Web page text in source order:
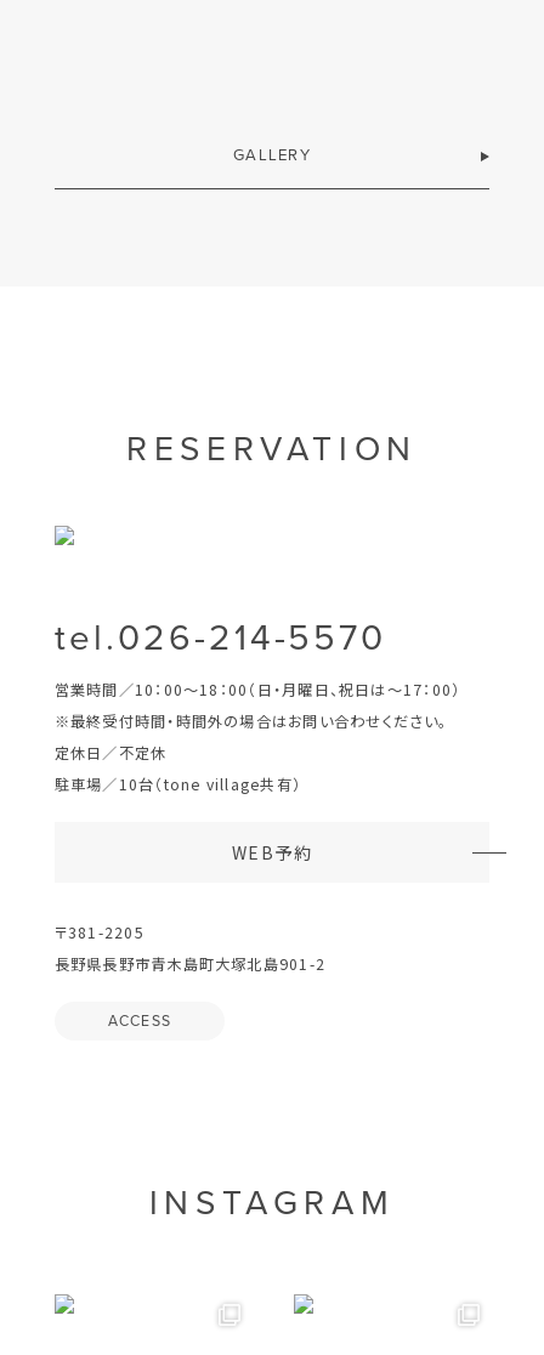
GALLERY
RESERVATION
tel.026-214-5570
営業時間／10：00～18：00（日・月曜日、祝日は～17：00）
※最終受付時間・時間外の場合はお問い合わせください。
定休日／不定休
駐車場／10台（tone village共有）
WEB予約
〒381-2205
長野県長野市青木島町大塚北島901-2
ACCESS
INSTAGRAM